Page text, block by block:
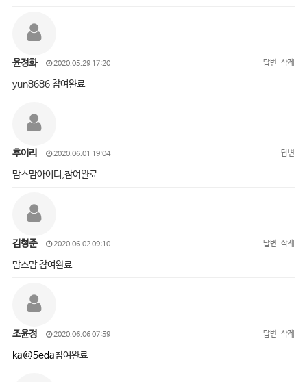
윤정화 2020.05.29 17:20 답변 삭제
yun8686 참여완료
후이리 2020.06.01 19:04 답변
맘스맘아이디,참여완료
김형준 2020.06.02 09:10 답변 삭제
맘스맘 참여완료
조윤정 2020.06.06 07:59 답변 삭제
ka@5eda참여완료